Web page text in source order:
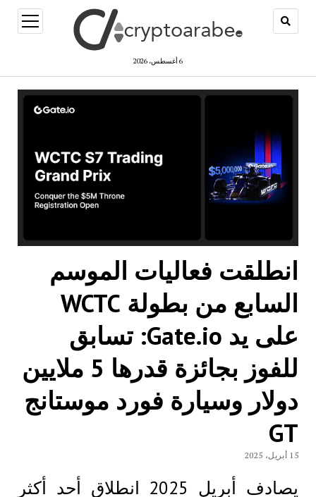
6 أغسطس، 2026
open
menu
انطلقت فعاليات الموسم
السابع من بطولة WCTC
على يد Gate.io: تسابق
للفوز بجائزة قدرها 5 ملايين
دولار وسيارة فورد موستانج
GT
15 أبريل، 2025
يصادف أبريل 2025 انطلاق أحد أكثر